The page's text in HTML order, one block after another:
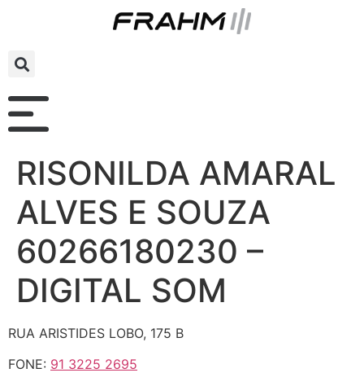
RISONILDA AMARAL
ALVES E SOUZA
60266180230 –
DIGITAL SOM
RUA ARISTIDES LOBO, 175 B
FONE: 91 3225 2695